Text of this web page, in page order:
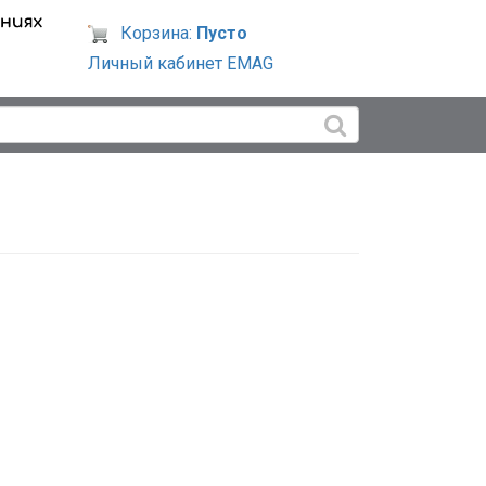
Корзина: Пусто
Личный кабинет EMAG